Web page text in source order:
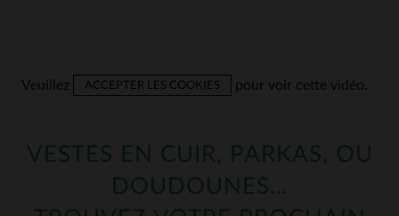
Veuillez ACCEPTER LES COOKIES pour voir cette vidéo.
VESTES EN CUIR, PARKAS, OU
DOUDOUNES…